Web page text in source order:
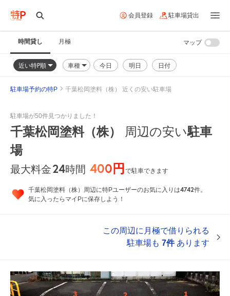
会員登録 駐車場貸出
時間貸し 月極
近い特P順 車種 今日 明日 日付
マップ
駐車場予約の特P 千葉松岡塗料（株） 近くの安い駐車場
駐車場が50件見つかりました！
千葉松岡塗料（株） 周辺の安い駐車
場
最大料金24時間 400円で駐車できます
千葉松岡塗料（株）周辺に特Pユーザーのお気に入りは4742件。
気に入ったらマイPに保存しよう！
この周辺に月極で借りられる
駐車場も 7件あります